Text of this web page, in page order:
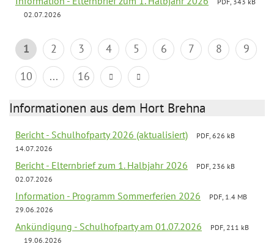
02.07.2026
1 2 3 4 5 6 7 8
9
10
... 16
Informationen aus dem Hort Brehna
Bericht - Schulhofparty 2026 (aktualisiert)
PDF, 626 kB
14.07.2026
Bericht - Elternbrief zum 1. Halbjahr 2026
PDF, 236 kB
02.07.2026
Information - Programm Sommerferien 2026
PDF, 1.4 MB
29.06.2026
Ankündigung - Schulhofparty am 01.07.2026
PDF, 211 kB
19.06.2026